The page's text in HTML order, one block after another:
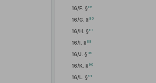
16/F. § 85
16/G. § 86
16/H. § 87
16/I. § 88
16/J. § 89
16/K. § 90
16/L. § 91